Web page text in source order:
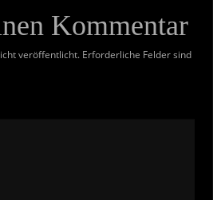
Kommentar
veröffentlicht. Erforderliche Felder sind